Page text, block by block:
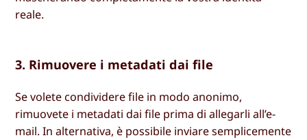
reale.
3. Rimuovere i metadati dai file
Se volete condividere file in modo anonimo,
rimuovete i metadati dai file prima di allegarli all’e-
mail. In alternativa, è possibile inviare semplicemente